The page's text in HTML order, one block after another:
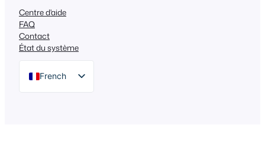
Centre d'aide
FAQ
Contact
État du système
French
English